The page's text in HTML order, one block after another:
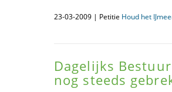
23-03-2009 | Petitie Houd het
Dagelijks Bestuur
nog steeds